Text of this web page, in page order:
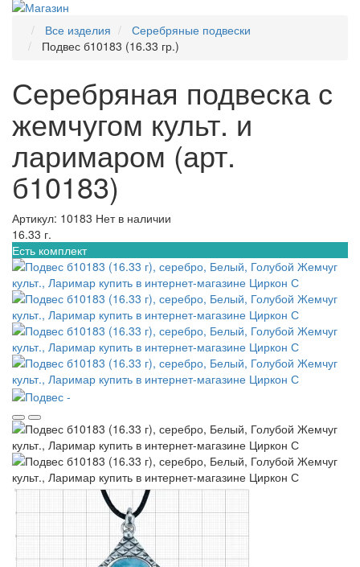
Все изделия
Серебряные подвески
Подвес б10183 (16.33 гр.)
Серебряная подвеска с
жемчугом культ. и
ларимаром (арт.
б10183)
Артикул: 10183 Нет в наличии
16.33 г.
Есть комплект